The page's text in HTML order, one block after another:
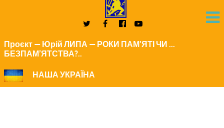
Проєкт — Юрій ЛИПА — РОКИ ПАМ'ЯТІ ЧИ ...
БЕЗПАМ’ЯТСТВА?..
НАША УКРАЇНА